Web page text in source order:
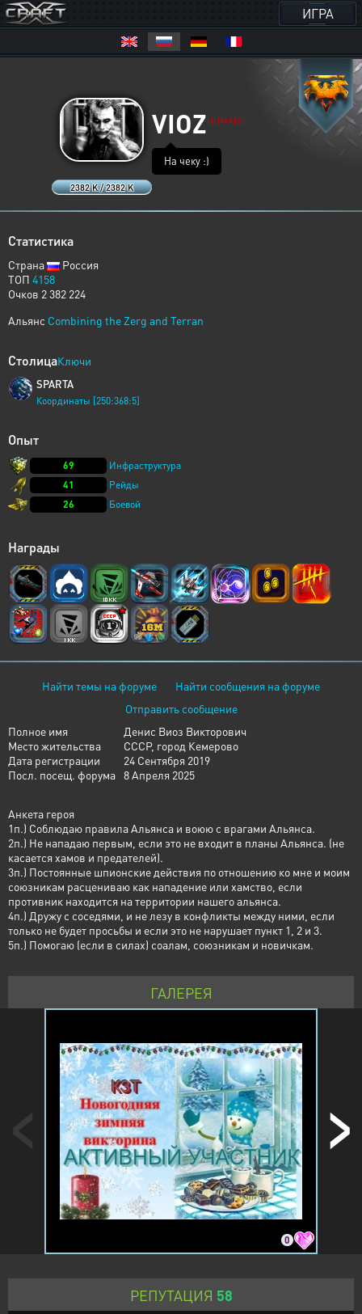
ИГРА
2382 K / 2382 K
VIOZHUMANS
На чеку :)
Статистика
Страна
Россия
ТОП 4158
Очков 2 382 224
Альянс Combining the Zerg and Terran
СтолицаКлючи
SPARTA
Координаты [250:368:5]
Опыт
69
Инфраструктура
41
Рейды
26
Боевой
Награды
Найти темы на форуме
Найти сообщения на форуме
Отправить сообщение
Полное имя
Денис Виоз Викторович
Место жительства
СССР, город Кемерово
Дата регистрации
24 Сентября 2019
Посл. посещ. форума 8 Апреля 2025
Анкета героя
1п.) Соблюдаю правила Альянса и воюю с врагами Альянса.
2п.) Не нападаю первым, если это не входит в планы Альянса. (не
касается хамов и предателей).
3п.) Постоянные шпионские действия по отношению ко мне и моим
союзникам расцениваю как нападение или хамство, если
противник находится на территории нашего альянса.
4п.) Дружу с соседями, и не лезу в конфликты между ними, если
только не будет просьбы и если это не нарушает пункт 1, 2 и 3.
5п.) Помогаю (если в силах) соалам, союзникам и новичкам.
ГАЛЕРЕЯ
0
РЕПУТАЦИЯ 58